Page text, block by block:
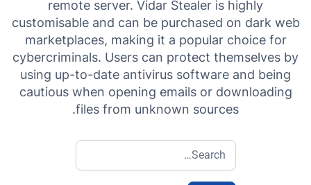
remote server. Vidar Stealer is highly
customisable and can be purchased on dark web
marketplaces, making it a popular choice for
cybercriminals. Users can protect themselves by
using up-to-date antivirus software and being
cautious when opening emails or downloading
files from unknown sources.